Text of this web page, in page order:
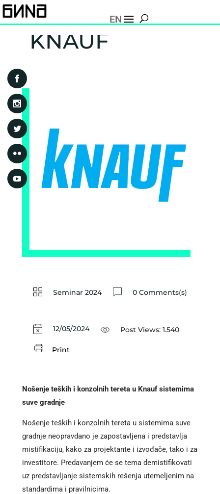
EN
KNAUF
Seminar 2024 0 Comments(s)
12/05/2024 Post Views: 1.540
Print
Nošenje teških i konzolnih tereta u Knauf sistemima
suve gradnje
Nošenje teških i konzolnih tereta u sistemima suve
gradnje neopravdano je zapostavljena i predstavlja
mistifikaciju, kako za projektante i izvođače, tako i za
investitore. Predavanjem će se tema demistifikovati
uz predstavljanje sistemskih rešenja utemeljenim na
standardima i pravilnicima.